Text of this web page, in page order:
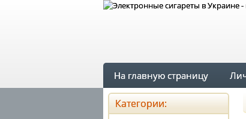
На главную страницу
Категории: